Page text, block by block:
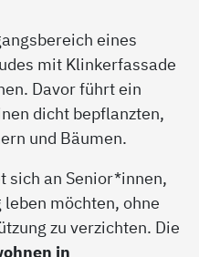
sich an Senior*innen,
möchten, ohne
zu verzichten. Die
in